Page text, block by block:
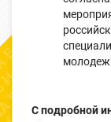
С подробной